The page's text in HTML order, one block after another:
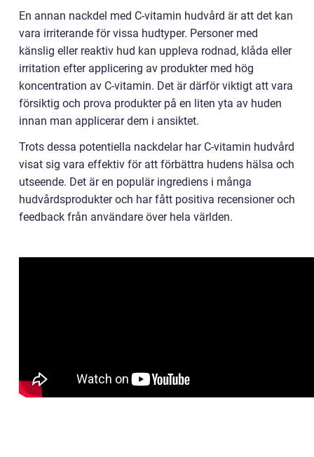
En annan nackdel med C-vitamin hudvård är att det kan
vara irriterande för vissa hudtyper. Personer med
känslig eller reaktiv hud kan uppleva rodnad, klåda eller
irritation efter applicering av produkter med hög
koncentration av C-vitamin. Det är därför viktigt att vara
försiktig och prova produkter på en liten yta av huden
innan man applicerar dem i ansiktet.
Trots dessa potentiella nackdelar har C-vitamin hudvård
visat sig vara effektiv för att förbättra hudens hälsa och
utseende. Det är en populär ingrediens i många
hudvårdsprodukter och har fått positiva recensioner och
feedback från användare över hela världen.